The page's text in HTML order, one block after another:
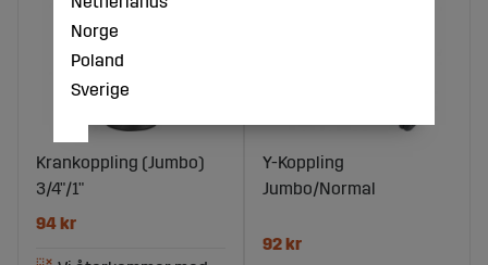
Krankoppling (Jumbo)
3/4"/1"
94 kr
Y-Koppling
Jumbo/Normal
92 kr
Norge
Poland
Sverige